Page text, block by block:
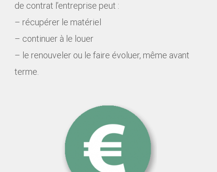
de contrat l’entreprise peut :
– récupérer le matériel
– continuer à le louer
– le renouveler ou le faire évoluer, même avant
terme.